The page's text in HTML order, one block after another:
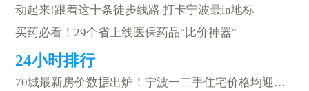
动起来!跟着这十条徒步线路 打卡宁波最in地标
买药必看！29个省上线医保药品"比价神器"
70城最新房价数据出炉！宁波一二手住宅价格均迎来上涨